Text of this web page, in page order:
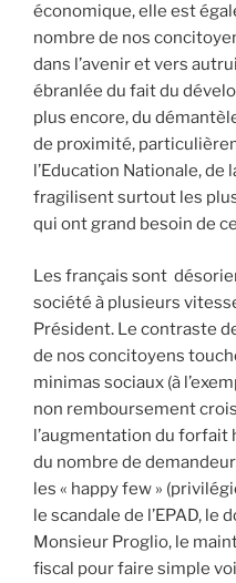
économique, elle est
nombre de nos
dans l’avenir et vers
ébranlée du fait du
plus encore, du
de proximité,
l’Education Nationale, de
fragilisent surtout les
qui ont grand besoin de
Les français sont
société à plusieurs
Président. Le contraste
de nos concitoyens
minimas sociaux (à
non remboursement
l’augmentation du
du nombre de
les « happy few »
le scandale de l’EPAD, le
Monsieur Proglio, le
fiscal pour faire simple